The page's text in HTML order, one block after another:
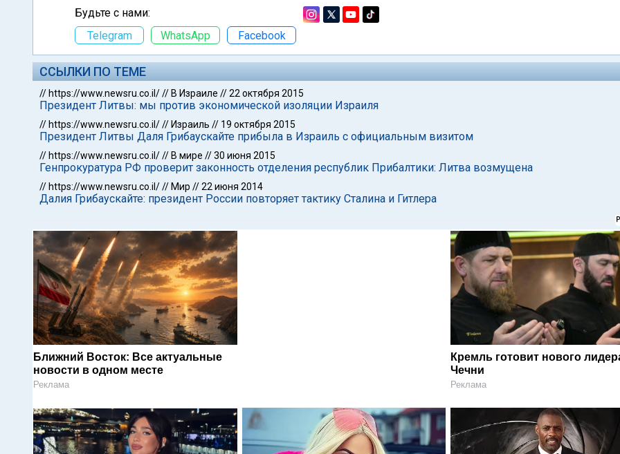
Будьте с нами:
Telegram
WhatsApp Facebook
ССЫЛКИ ПО ТЕМЕ
// https://www.newsru.co.il/// В Израиле //22 октября 2015
Президент Литвы: мы против экономической изоляции Израиля
// https://www.newsru.co.il/// Израиль // 19 октября 2015
Президент Литвы Даля Грибаускайте прибыла в Израиль с официальным визитом
// https://www.newsru.co.il/// В мире //30 июня 2015
Генпрокуратура РФ проверит законность отделения республик Прибалтики: Литва возмущена
// https://www.newsru.co.il/// Мир //22 июня 2014
Далия Грибаускайте: президент России повторяет тактику Сталина и Гитлера
Ближний Восток: Все актуальные
новости в одном месте
Реклама
Кремль готовит нового
Чечни
Реклама